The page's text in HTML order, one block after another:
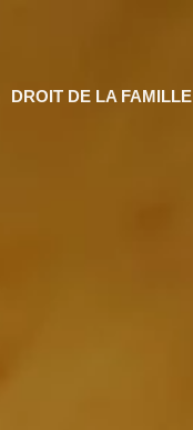
DROIT DE LA FAMILLE